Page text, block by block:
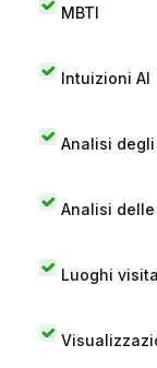
MBTI
Intuizioni AI
Analisi
Analisi
Luoghi